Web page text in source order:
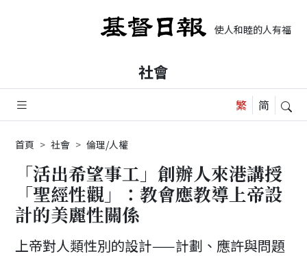
使人和睦的人有福了
社會
首頁 社會 倫理/人權
「活出希望事工」創辦人來港講授
「聖經性觀」：教會應教導上帝設
計的美麗性關係
上帝對人類性別的設計——計劃、應許與問題